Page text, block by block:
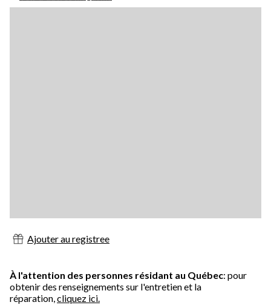
Ajouter au registree
À l'attention des personnes résidant au Québec: pour
obtenir des renseignements sur l'entretien et la
réparation,cliquez ici.